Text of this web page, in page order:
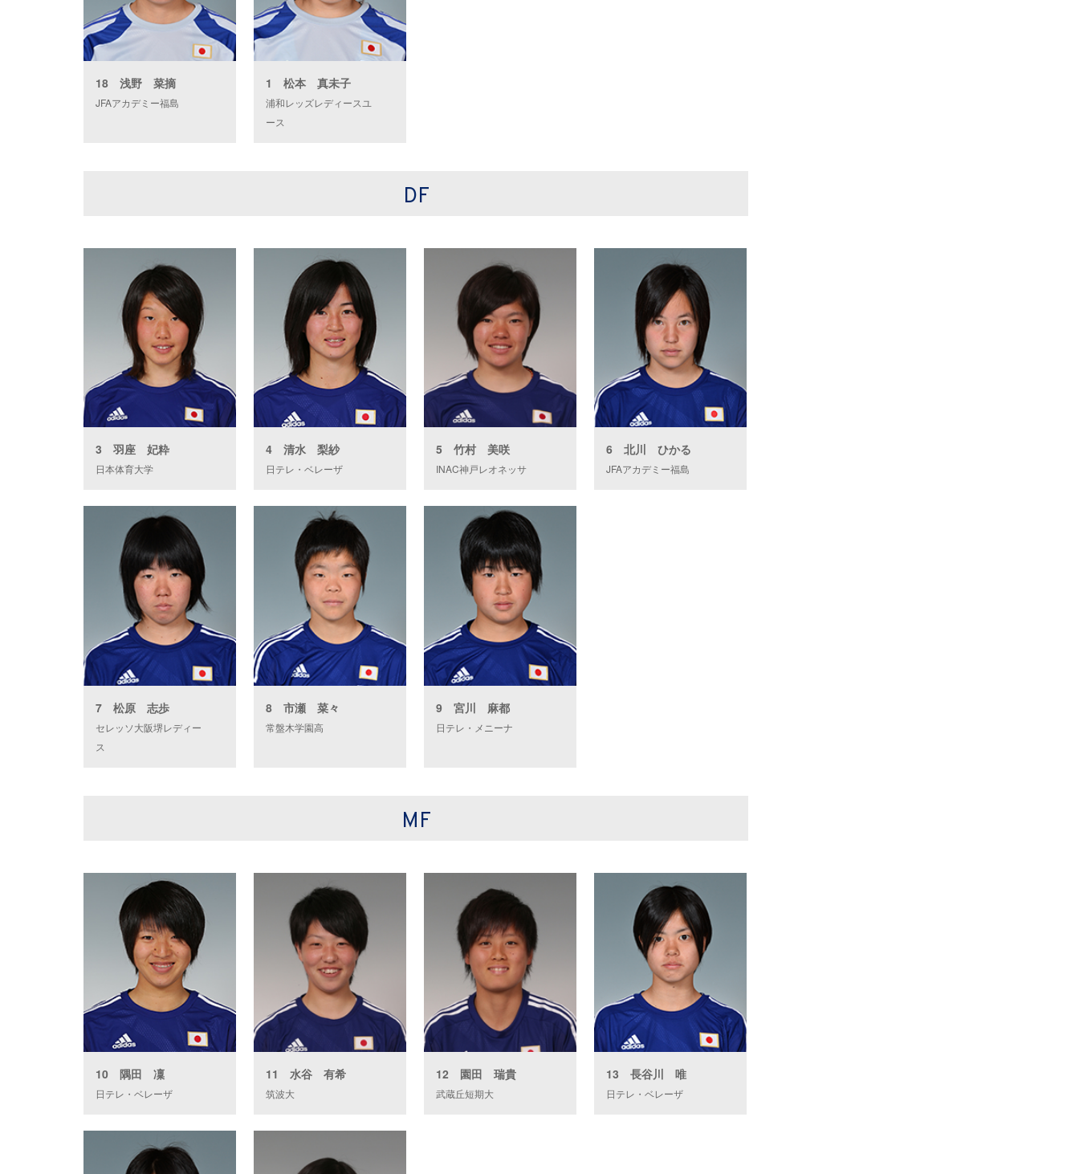
18 浅野 菜摘
JFAアカデミー福島
1 松本 真未子
浦和レッズレディースユ
ース
DF
3 羽座 妃粋
日本体育大学
4 清水 梨紗
日テレ・ベレーザ
5 竹村 美咲
INAC神戸レオネッサ
6 北川 ひかる
JFAアカデミー福島
7 松原 志歩
セレッソ大阪堺レディー
ス
8 市瀬 菜々
常盤木学園高
9 宮川 麻都
日テレ・メニーナ
MF
10 隅田 凜
日テレ・ベレーザ
11 水谷 有希
筑波大
12 園田 瑞貴
武蔵丘短期大
13 長谷川 唯
日テレ・ベレーザ